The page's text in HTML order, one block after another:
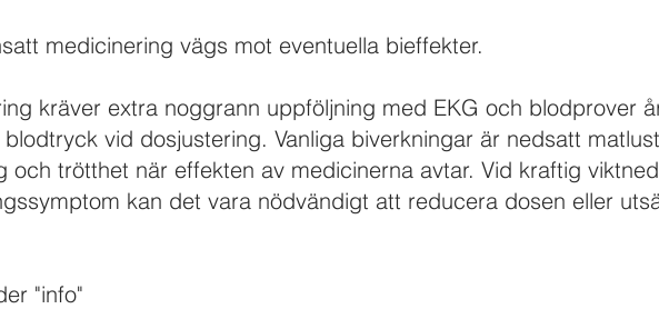
medicinering vägs mot eventuella bieffekter.​
kräver extra noggrann uppföljning med EKG och blodprover
vid dosjustering. Vanliga biverkningar är nedsatt
och trötthet när effekten av medicinerna avtar. Vid kraftig
kan det vara nödvändigt att reducera dosen eller
"info"